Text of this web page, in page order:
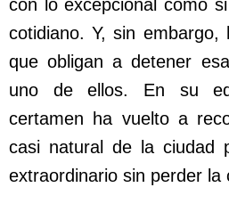
con lo excepcional como
cotidiano. Y, sin embargo,
que obligan a detener
uno de ellos. En su
certamen ha vuelto a
casi natural de la ciudad
extraordinario sin perder la